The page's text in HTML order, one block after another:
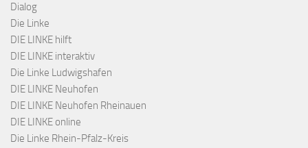
Dialog
Die Linke
DIE LINKE hilft
DIE LINKE interaktiv
Die Linke Ludwigshafen
DIE LINKE Neuhofen
DIE LINKE Neuhofen Rheinauen
DIE LINKE online
Die Linke Rhein-Pfalz-Kreis